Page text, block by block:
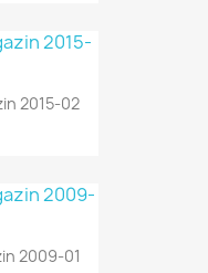
2015-02
2009-01